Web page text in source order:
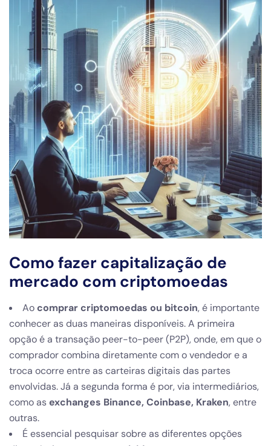
Como fazer capitalização de
mercado com criptomoedas
Ao comprar criptomoedas ou bitcoin, é importante
conhecer as duas maneiras disponíveis. A primeira
opção é a transação peer-to-peer (P2P), onde, em que o
comprador combina diretamente com o vendedor e a
troca ocorre entre as carteiras digitais das partes
envolvidas. Já a segunda forma é por, via intermediários,
como as exchanges Binance, Coinbase, Kraken, entre
outras.
É essencial pesquisar sobre as diferentes opções